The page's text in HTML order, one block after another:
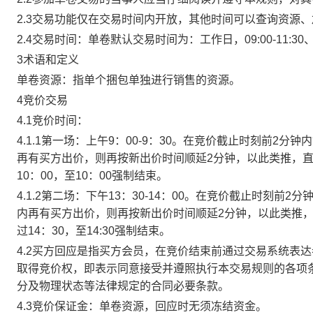
2.3交易功能仅在交易时间内开放，其他时间可以查询资源
2.4交易时间：单卷默认交易时间为：工作日，09:00-11:30
3术语和定义
单卷资源：指单个捆包单独进行销售的资源。
4竞价交易
4.1竞价时间：
4.1.1第一场：上午9：00-9：30。在竞价截止时刻前2分钟
再有买方出价，则再按新出价时间顺延2分钟，以此类推，
10：00，至10：00强制结束。
4.1.2第二场：下午13：30-14：00。在竞价截止时刻前2分
内再有买方出价，则再按新出价时间顺延2分钟，以此类推
过14：30，至14:30强制结束。
4.2买方回应是指买方会员，在竞价结束前通过交易系统表
取得竞价权，即表示同意接受并遵照执行本交易规则的各
分及物理状态等法律规定的合同必要条款。
4.3竞价保证金：单卷资源，回应时无须冻结资金。